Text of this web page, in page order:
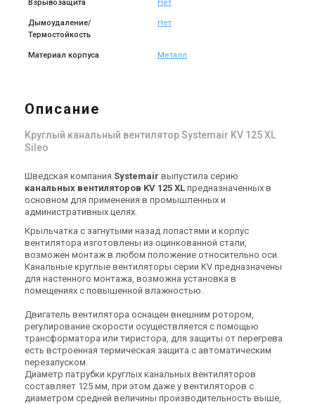
Канальный вентилятор
Канальный вентилятор
Акция
Швеция
Канальный вентилятор
Цена
15 380 грн23 661 грн
Взрывозащита Нет
Дымоудаление/
Термостойкость
Нет
Материал корпуса Металл
Описание
Круглый канальный вентилятор Systemair KV 125 XL
Sileo
Шведская компания Systemair выпустила серию
канальных вентиляторов KV 125 XL предназначенных в
основном для применения в промышленных и
административных целях.
Крыльчатка с загнутыми назад лопастями и корпус
вентилятора изготовлены из оцинкованной стали,
возможен монтаж в любом положение относительно оси.
Канальные круглые вентиляторы серии KV предназначены
для настенного монтажа, возможна установка в
помещениях с повышенной влажностью.
Двигатель вентилятора оснащен внешним ротором,
регулирование скорости осуществляется с помощью
трансформатора или тиристора, для защиты от перегрева
есть встроенная термическая защита с автоматическим
перезапуском.
Диаметр патрубки круглых канальных вентиляторов
составляет 125 мм, при этом даже у вентиляторов с
диаметром средней величины производительность выше,